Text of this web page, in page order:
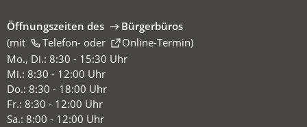
Öffnungszeiten des
Bürgerbüros
(mit
Telefon-oder Online-Termin
(Öffnet
in
einem
neuen
Tab)
)
Mo., Di.: 8:30 - 15:30 Uhr
Mi.: 8:30 - 12:00 Uhr
Do.: 8:30 - 18:00 Uhr
Fr.: 8:30 - 12:00 Uhr
Sa.: 8:00 - 12:00 Uhr